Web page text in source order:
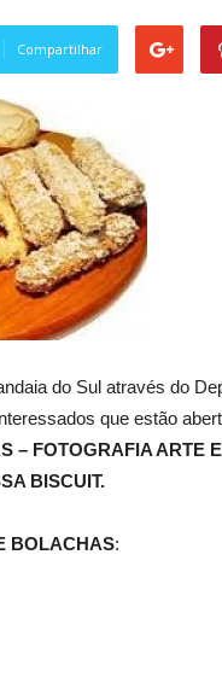
Compartilhar
do Sul através do
que estão
– FOTOGRAFIA ARTE
BISCUIT.
BOLACHAS: